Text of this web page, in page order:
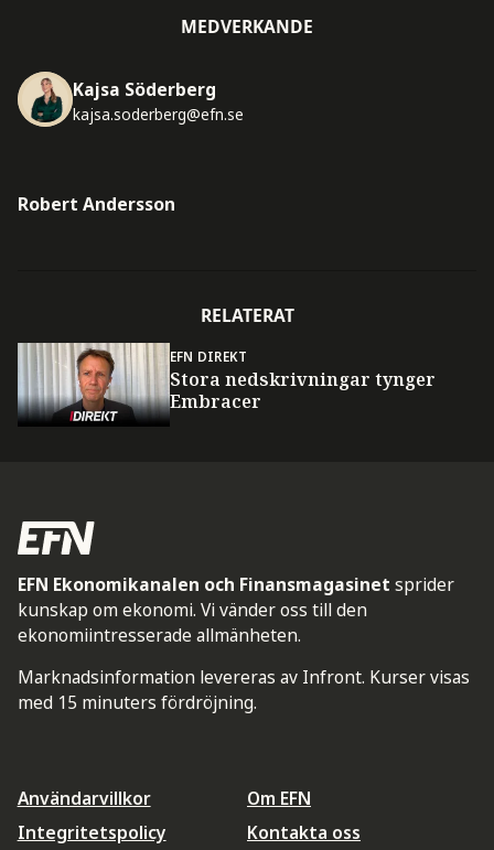
MEDVERKANDE
Kajsa Söderberg
kajsa.soderberg@efn.se
Robert Andersson
RELATERAT
EFN DIREKT
Stora nedskrivningar tynger
Embracer
EFN Ekonomikanalen och Finansmagasinet sprider
kunskap om ekonomi. Vi vänder oss till den
ekonomiintresserade allmänheten.
Marknadsinformation levereras av Infront. Kurser visas
med 15 minuters fördröjning.
Användarvillkor
Integritetspolicy
Om EFN
Kontakta oss